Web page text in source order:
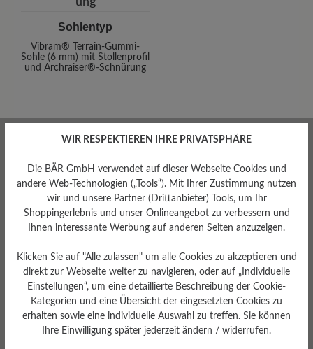
Sohlentyp
Vibram® Terrain-Gummi-
Sohle (6 mm) mit Stollenprofil
und Archraiser®-Schnürung
1 von 1 Bewertungen
Durchschnittliche Bewertung
Perfekt (1) 100%
Sehr gut (0)
WIR RESPEKTIEREN IHRE PRIVATSPHÄRE
Die BÄR GmbH verwendet auf dieser Webseite Cookies und
andere Web-Technologien („Tools“). Mit Ihrer Zustimmung nutzen
wir und unsere Partner (Drittanbieter) Tools, um Ihr
Shoppingerlebnis und unser Onlineangebot zu verbessern und
Ihnen interessante Werbung auf anderen Seiten anzuzeigen.
Klicken Sie auf "Alle zulassen" um alle Cookies zu akzeptieren und
direkt zur Webseite weiter zu navigieren, oder auf „Individuelle
Einstellungen“, um eine detaillierte Beschreibung der Cookie-
Kategorien und eine Übersicht der eingesetzten Cookies zu
erhalten sowie eine individuelle Auswahl zu treffen. Sie können
Ihre Einwilligung später jederzeit ändern / widerrufen.